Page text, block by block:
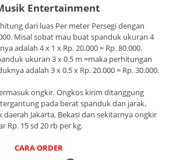
Entertainment
dari luas Per meter Persegi dengan
Misal sobat mau buat spanduk ukuran 4
adalah 4 x 1 x Rp. 20.000 = Rp. 80.000.
ukuran 3 x 0.5 m =maka perhitungan
adalah 3 x 0.5 x Rp. 20.000 = Rp. 30.000.
ongkir. Ongkos kirim ditanggung
pada berat spanduk dan jarak.
Jakarta, Bekasi dan sekitarnya ongkir
Rp. 15 sd 20 rb per kg.
CARA ORDER